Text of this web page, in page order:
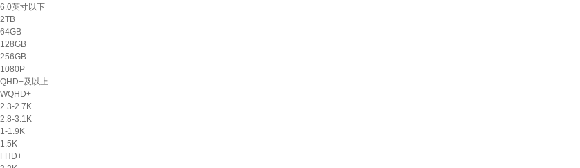
6.0英寸以下
2TB
64GB
128GB
256GB
1080P
QHD+及以上
WQHD+
2.3-2.7K
2.8-3.1K
1-1.9K
1.5K
FHD+